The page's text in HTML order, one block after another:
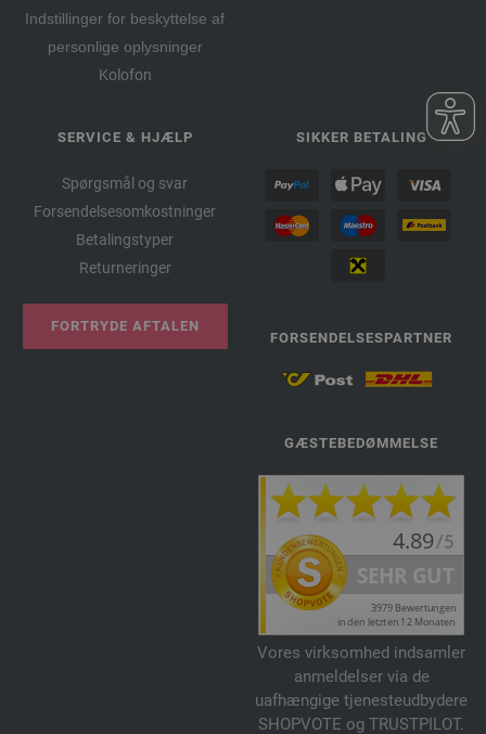
Indstillinger for beskyttelse af
personlige oplysninger
Kolofon
SERVICE & HJÆLP
Spørgsmål og svar
Forsendelsesomkostninger
Betalingstyper
Returneringer
FORTRYDE AFTALEN
SIKKER BETALING
FORSENDELSESPARTNER
GÆSTEBEDØMMELSE
Vores virksomhed indsamler
anmeldelser via de
uafhængige tjenesteudbydere
SHOPVOTE og TRUSTPILOT.